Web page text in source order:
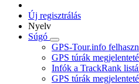
Új regisztrálás
Nyelv
Súgó
GPS-Tour.info
GPS túrák
Infók a TrackRank
GPS túrák